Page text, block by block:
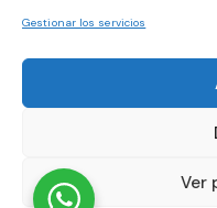
Gestionar los servicios
Ver
hola@digitallketing.es
623 042 739
Diseño Web